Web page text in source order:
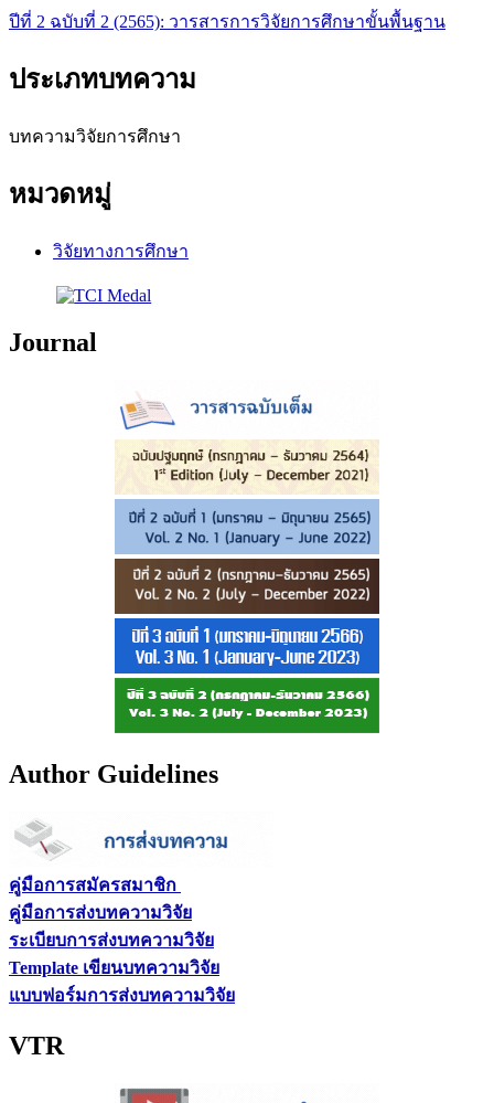
ปีที่ 2 ฉบับที่ 2 (2565): วารสารการวิจัยการศึกษาขั้นพื้นฐาน
ประเภทบทความ
บทความวิจัยการศึกษา
หมวดหมู่
วิจัยทางการศึกษา
Journal
Author Guidelines
คู่มือการสมัครสมาชิก
คู่มือการส่งบทความวิจัย
ระเบียบการส่งบทความวิจัย
Template เขียนบทความวิจัย
แบบฟอร์มการส่งบทความวิจัย
VTR